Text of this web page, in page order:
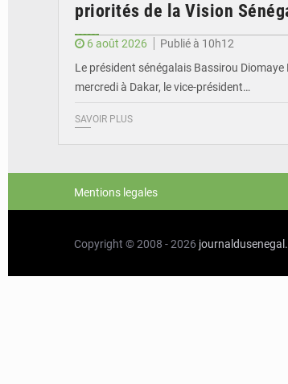
priorités de la Vision
6 août 2026
Publié à 10h12
Le président sénégalais Bassirou Diomaye
mercredi à Dakar, le vice-président…
SAVOIR PLUS
Mentions legales
Copyright © 2008 - 2026